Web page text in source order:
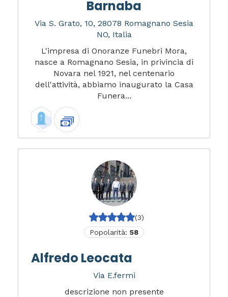
Barnaba
Via S. Grato, 10, 28078 Romagnano Sesia
NO, Italia
L'impresa di Onoranze Funebri Mora,
nasce a Romagnano Sesia, in privincia di
Novara nel 1921, nel centenario
dell'attività, abbiamo inaugurato la Casa
Funera...
(3)
Popolarità: 58
Alfredo Leocata
Via E.fermi
descrizione non presente